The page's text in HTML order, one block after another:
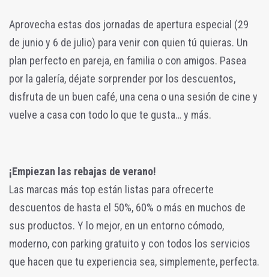
Aprovecha estas dos jornadas de apertura especial (29
de junio y 6 de julio) para venir con quien tú quieras. Un
plan perfecto en pareja, en familia o con amigos. Pasea
por la galería, déjate sorprender por los descuentos,
disfruta de un buen café, una cena o una sesión de cine y
vuelve a casa con todo lo que te gusta… y más.
¡Empiezan las rebajas de verano!
Las marcas más top están listas para ofrecerte
descuentos de hasta el 50%, 60% o más en muchos de
sus productos. Y lo mejor, en un entorno cómodo,
moderno, con parking gratuito y con todos los servicios
que hacen que tu experiencia sea, simplemente, perfecta.